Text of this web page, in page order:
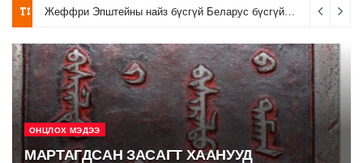
Жеффри Эпштейны найз бүсгүй Беларус бүсгүй Карина Шуляк дуулиант арлын шилтгээн, 100 сая доллар авна
ОНЦЛОХ МЭДЭЭ
МАРТАГДСАН ЗАСАГТ ХААНУУД